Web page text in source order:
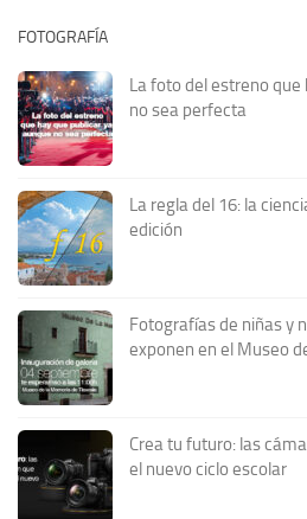
FOTOGRAFÍA
La foto del estreno que
no sea perfecta
La regla del 16: la
edición
Fotografías de niñas y
exponen en el Museo
Crea tu futuro: las
el nuevo ciclo escolar